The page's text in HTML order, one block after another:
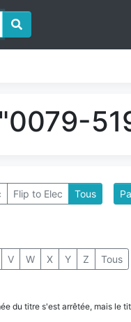
Flip to Elec Tous
V W X Y Z Tous
du titre s'est arrêtée, mais le